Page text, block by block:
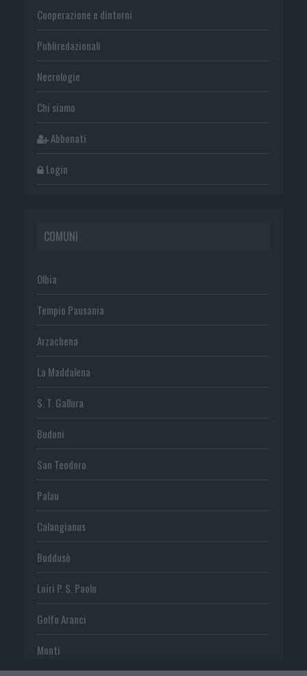
Cooperazione e dintorni
Publiredazionali
Necrologie
Chi siamo
Abbonati
Login
COMUNI
Olbia
Tempio Pausania
Arzachena
La Maddalena
S. T. Gallura
Budoni
San Teodoro
Palau
Calangianus
Buddusò
Loiri P. S. Paolo
Golfo Aranci
Monti